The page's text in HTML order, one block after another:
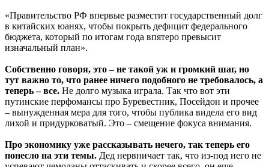
«Правительство РФ впервые разместит государственный долг
в китайских юанях, чтобы покрыть дефицит федерального
бюджета, который по итогам года впятеро превысит
изначальный план».
Собственно говоря, это – не такой уж и громкий шаг, но
тут важно то, что ранее ничего подобного не требовалось, а
теперь – все. Не долго музыка играла. Так что вот эти
путинские перфомансы про Буревестник, Посейдон и прочее
– вынужденная мера для того, чтобы публика видела его вид
лихой и придурковатый. Это – смещение фокуса внимания.
Про экономику уже рассказывать нечего, так теперь его
понесло на эти темы. Дед нервничает так, что из-под него не